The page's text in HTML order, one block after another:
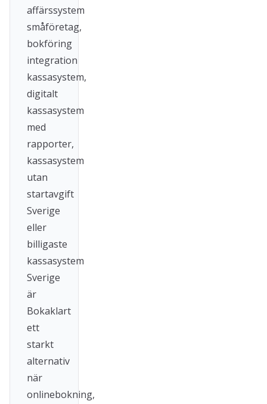
affärssystem
småföretag,
bokföring
integration
kassasystem,
digitalt
kassasystem
med
rapporter,
kassasystem
utan
startavgift
Sverige
eller
billigaste
kassasystem
Sverige
är
Bokaklart
ett
starkt
alternativ
när
onlinebokning,